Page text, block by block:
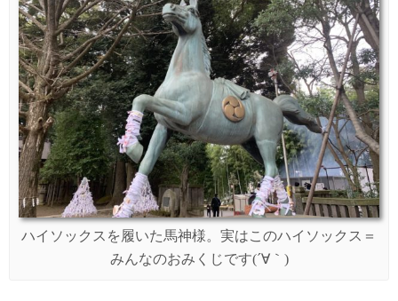
ハイソックスを履いた馬神様。実はこのハイソックス＝
みんなのおみくじです(´∀｀)